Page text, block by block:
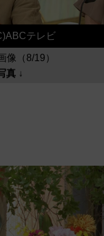
テレビ
像（8/19）
真 ↓